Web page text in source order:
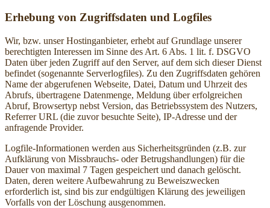
Erhebung von Zugriffsdaten und Logfiles
Wir, bzw. unser Hostinganbieter, erhebt auf Grundlage unserer
berechtigten Interessen im Sinne des Art. 6 Abs. 1 lit. f. DSGVO
Daten über jeden Zugriff auf den Server, auf dem sich dieser Dienst
befindet (sogenannte Serverlogfiles). Zu den Zugriffsdaten gehören
Name der abgerufenen Webseite, Datei, Datum und Uhrzeit des
Abrufs, übertragene Datenmenge, Meldung über erfolgreichen
Abruf, Browsertyp nebst Version, das Betriebssystem des Nutzers,
Referrer URL (die zuvor besuchte Seite), IP-Adresse und der
anfragende Provider.
Logfile-Informationen werden aus Sicherheitsgründen (z.B. zur
Aufklärung von Missbrauchs- oder Betrugshandlungen) für die
Dauer von maximal 7 Tagen gespeichert und danach gelöscht.
Daten, deren weitere Aufbewahrung zu Beweiszwecken
erforderlich ist, sind bis zur endgültigen Klärung des jeweiligen
Vorfalls von der Löschung ausgenommen.